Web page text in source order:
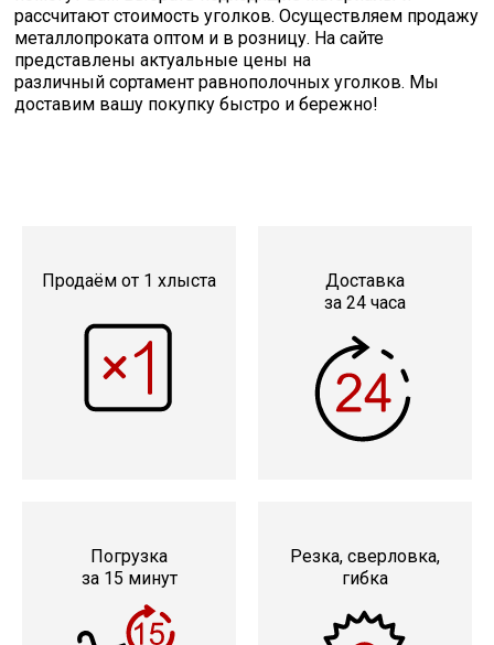
рассчитают стоимость уголков. Осуществляем продажу
металлопроката оптом и в розницу. На сайте
представлены актуальные цены на
различный сортамент равнополочных уголков. Мы
доставим вашу покупку быстро и бережно!
Продаём от 1 хлыста
Доставка
за 24 часа
Погрузка
за 15 минут
Резка, сверловка,
гибка